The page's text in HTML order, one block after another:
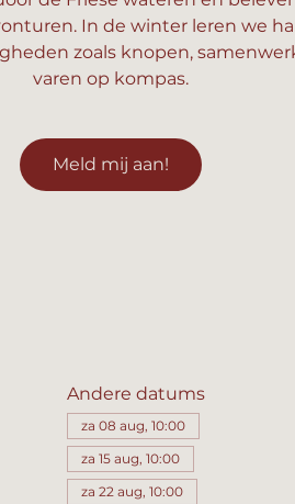
In de winter leren we
zoals knopen,
varen op kompas.
Meld mij aan!
Andere datums
za 08 aug, 10:00
za 15 aug, 10:00
za 22 aug, 10:00